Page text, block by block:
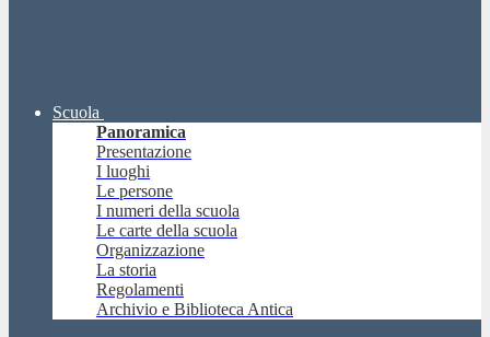
Scuola
Panoramica
Presentazione
I luoghi
Le persone
I numeri della scuola
Le carte della scuola
Organizzazione
La storia
Regolamenti
Archivio e Biblioteca Antica